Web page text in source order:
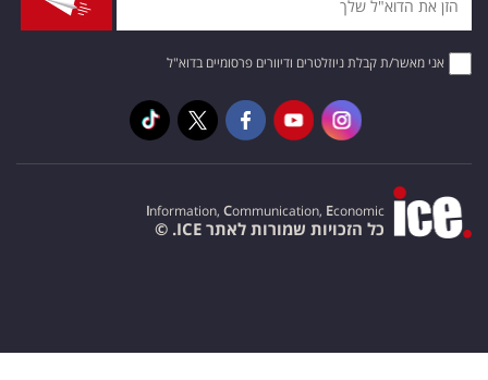
אני מאשר/ת קבלת ניוזלטרים ודיוורים פרסומיים בדוא"ל
Information, Communication, Economic
כל הזכויות שמורות לאתר ICE. ©